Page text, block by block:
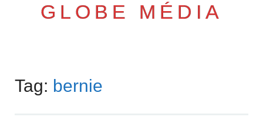
GLOBE MÉDIA
Main menu
content
Tag: bernie